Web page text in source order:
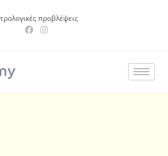
προβλέψεις